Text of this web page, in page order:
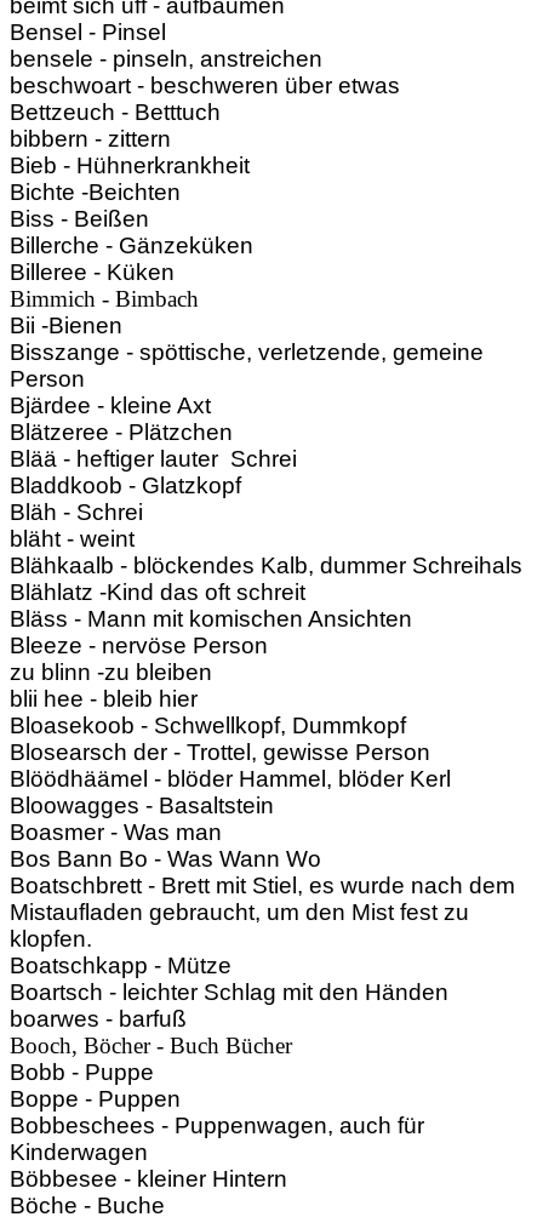
Bensel - Pinsel
bensele - pinseln, anstreichen
beschwoart - beschweren über etwas
Bettzeuch - Betttuch
bibbern - zittern
Bieb - Hühnerkrankheit
Bichte -Beichten
Biss - Beißen
Billerche - Gänzeküken
Billeree - Küken
Bimmich - Bimbach
Bii -Bienen
Bisszange - spöttische, verletzende, gemeine
Person
Bjärdee - kleine Axt
Blätzeree - Plätzchen
Blää - heftiger lauter Schrei
Bladdkoob - Glatzkopf
Bläh - Schrei
bläht - weint
Blähkaalb - blöckendes Kalb, dummer Schreihals
Blählatz -Kind das oft schreit
Bläss - Mann mit komischen Ansichten
Bleeze - nervöse Person
zu blinn -zu bleiben
blii hee - bleib hier
Bloasekoob - Schwellkopf, Dummkopf
Blosearsch der - Trottel, gewisse Person
Blöödhäämel - blöder Hammel, blöder Kerl
Bloowagges - Basaltstein
Boasmer - Was man
Bos Bann Bo - Was Wann Wo
Boatschbrett - Brett mit Stiel, es wurde nach dem
Mistaufladen gebraucht, um den Mist fest zu
klopfen.
Boatschkapp - Mütze
Boartsch - leichter Schlag mit den Händen
boarwes - barfuß
Booch, Böcher - Buch Bücher
Bobb - Puppe
Boppe - Puppen
Bobbeschees - Puppenwagen, auch für
Kinderwagen
Böbbesee - kleiner Hintern
Böche - Buche